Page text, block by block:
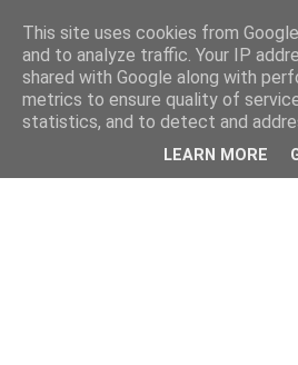
This site uses cookies from
and to analyze traffic. Your IP
shared with Google along with
metrics to ensure quality of
statistics, and to detect and
LEARN MORE